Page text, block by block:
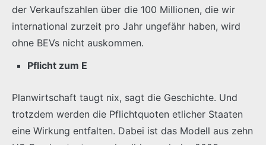
der Verkaufszahlen über die 100 Millionen, die wir
international zurzeit pro Jahr ungefähr haben, wird
ohne BEVs nicht auskommen.
Pflicht zum E
Planwirtschaft taugt nix, sagt die Geschichte. Und
trotzdem werden die Pflichtquoten etlicher Staaten
eine Wirkung entfalten. Dabei ist das Modell aus zehn